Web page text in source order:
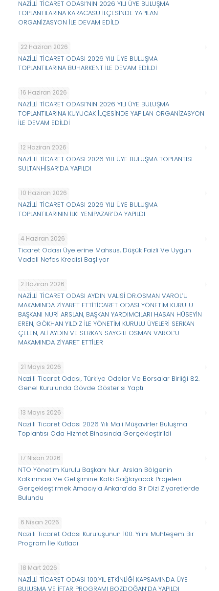
NAZİLLİ TİCARET ODASI’NIN 2026 YILI ÜYE BULUŞMA
TOPLANTILARINA KARACASU İLÇESİNDE YAPILAN
ORGANİZASYON İLE DEVAM EDİLDİ
22 Haziran 2026
NAZİLLİ TİCARET ODASI 2026 YILI ÜYE BULUŞMA
TOPLANTILARINA BUHARKENT İLE DEVAM EDİLDİ
16 Haziran 2026
NAZİLLİ TİCARET ODASI’NIN 2026 YILI ÜYE BULUŞMA
TOPLANTILARINA KUYUCAK İLÇESİNDE YAPILAN ORGANİZASYON
İLE DEVAM EDİLDİ
12 Haziran 2026
NAZİLLİ TİCARET ODASI 2026 YILI ÜYE BULUŞMA TOPLANTISI
SULTANHİSAR’DA YAPILDI
10 Haziran 2026
NAZİLLİ TİCARET ODASI 2026 YILI ÜYE BULUŞMA
TOPLANTILARININ İLKİ YENİPAZAR’DA YAPILDI
4 Haziran 2026
Ticaret Odası Üyelerine Mahsus, Düşük Faizli Ve Uygun
Vadeli Nefes Kredisi Başlıyor
2 Haziran 2026
NAZİLLİ TİCARET ODASI AYDIN VALİSİ DR.OSMAN VAROL’U
MAKAMINDA ZİYARET ETTİTİCARET ODASI YÖNETİM KURULU
BAŞKANI NURİ ARSLAN, BAŞKAN YARDIMCILARI HASAN HÜSEYİN
EREN, GÖKHAN YILDIZ İLE YÖNETİM KURULU ÜYELERİ SERKAN
ÇELEN, ALİ AYDIN VE SERKAN SAYGILI OSMAN VAROL’U
MAKAMINDA ZİYARET ETTİLER
21 Mayıs 2026
Nazilli Ticaret Odası, Türkiye Odalar Ve Borsalar Birliği 82.
Genel Kurulunda Gövde Gösterisi Yaptı
13 Mayıs 2026
Nazilli Ticaret Odası 2026 Yılı Mali Müşavirler Buluşma
Toplantısı Oda Hizmet Binasında Gerçekleştirildi
17 Nisan 2026
NTO Yönetim Kurulu Başkanı Nuri Arslan Bölgenin
Kalkınması Ve Gelişimine Katkı Sağlayacak Projeleri
Gerçekleştirmek Amacıyla Ankara’da Bir Dizi Ziyaretlerde
Bulundu
6 Nisan 2026
Nazilli Ticaret Odasi Kuruluşunun 100. Yilini Muhteşem Bir
Program İle Kutladı
18 Mart 2026
NAZİLLİ TİCARET ODASI 100.YIL ETKİNLİĞİ KAPSAMINDA ÜYE
BULUŞMA VE İFTAR PROGRAMI BOZDOĞAN’DA YAPILDI